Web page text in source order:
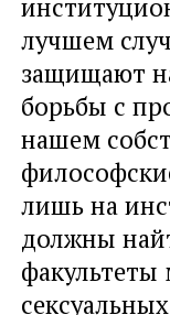
лучшем
защищают
борьбы с
нашем
лишь на
должны